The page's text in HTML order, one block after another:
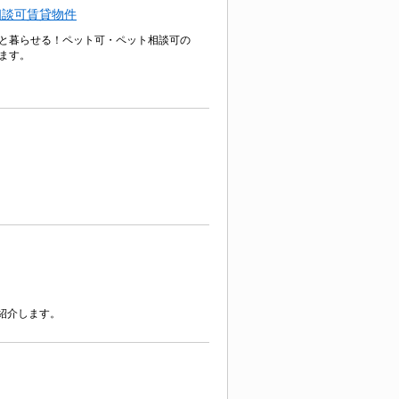
可賃貸物件
暮らせる！ペット可・ペット相談可の
す。
します。